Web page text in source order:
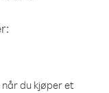
du kjøper et